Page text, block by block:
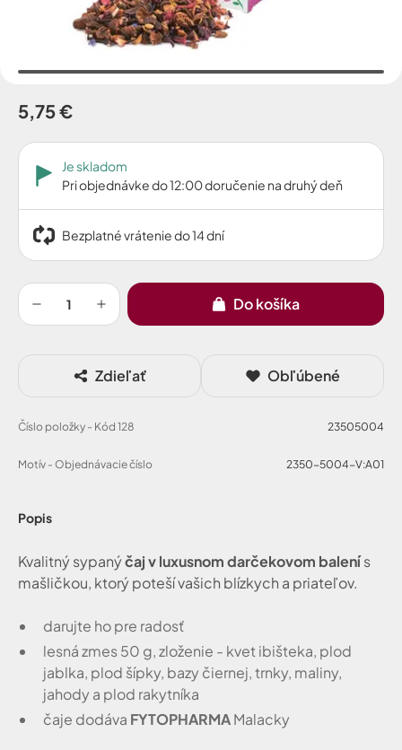
Popis
Kvalitný sypanýčaj v luxusnom darčekovom balenís
mašličkou, ktorý poteší vašich blízkych a priateľov.
darujte ho pre radosť
lesná zmes 50 g, zloženie - kvet ibišteka, plod
jablka, plod šípky, bazy čiernej, trnky, maliny,
jahody a plod rakytníka
čaje dodáva FYTOPHARMAMalacky
5,75 €
Je skladom
Pri objednávke do 12:00 doručenie na druhý deň
Bezplatné vrátenie do 14 dní
Do košíka
Zdieľať Obľúbené
Číslo položky - Kód 128 23505004
Motív - Objednávacie číslo 2350-5004-V:A01